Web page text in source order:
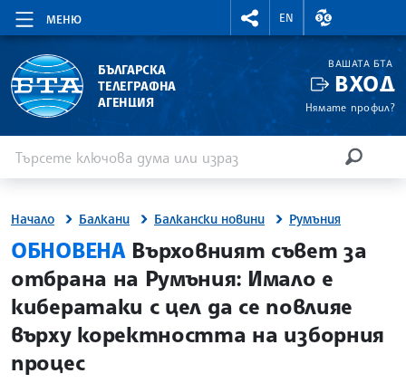
МЕНЮ
RIGHTMENU.SOCIAL
EN
ВАЛУТНИ
БЪЛГАРСКА
ТЕЛЕГРАФНА
АГЕНЦИЯ
ВАШАТА БТА
ВХОД
Нямате профил?
Начало Балкани Балкански новини Румъния
site.bta
ОБНОВЕНАВърховният съвет за
отбрана на Румъния: Имало е
кибератаки с цел да се повлияе
върху коректността на изборния
процес